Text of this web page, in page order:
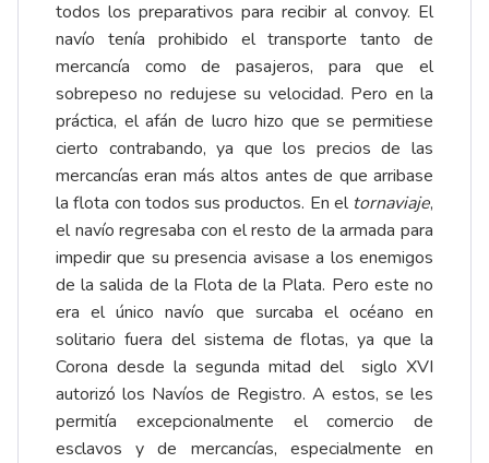
todos los preparativos para recibir al convoy. El
navío tenía prohibido el transporte tanto de
mercancía como de pasajeros, para que el
sobrepeso no redujese su velocidad. Pero en la
práctica, el afán de lucro hizo que se permitiese
cierto contrabando, ya que los precios de las
mercancías eran más altos antes de que arribase
la flota con todos sus productos. En el tornaviaje,
el navío regresaba con el resto de la armada para
impedir que su presencia avisase a los enemigos
de la salida de la Flota de la Plata. Pero este no
era el único navío que surcaba el océano en
solitario fuera del sistema de flotas, ya que la
Corona desde la segunda mitad del siglo XVI
autorizó los Navíos de Registro. A estos, se les
permitía excepcionalmente el comercio de
esclavos y de mercancías, especialmente en